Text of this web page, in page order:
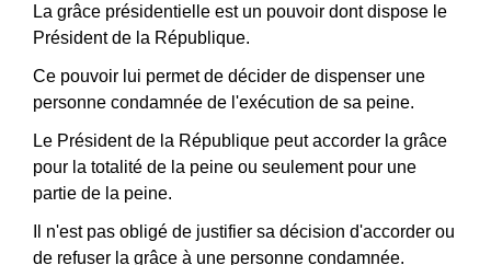
La grâce présidentielle est un pouvoir dont dispose le
Président de la République.
Ce pouvoir lui permet de décider de dispenser une
personne condamnée de l'exécution de sa peine.
Le Président de la République peut accorder la grâce
pour la totalité de la peine ou seulement pour une
partie de la peine.
Il n'est pas obligé de justifier sa décision d'accorder ou
de refuser la grâce à une personne condamnée.